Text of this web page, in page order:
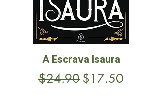
A Escrava Isaura
Regular Price
$24.90Sale Price
$17.50